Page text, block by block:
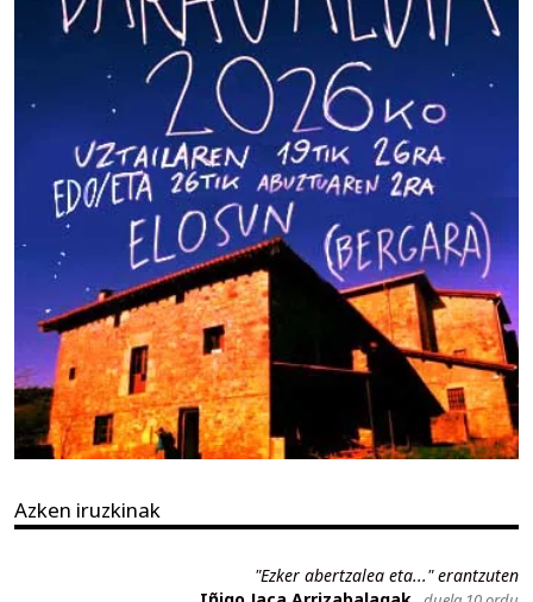
Azken iruzkinak
"Ezker abertzalea eta..." erantzuten